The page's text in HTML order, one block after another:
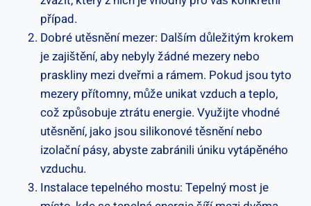
případ.
Dobré utěsnění mezer: Dalším důležitým krokem
je zajištění, aby nebyly žádné mezery nebo
praskliny mezi dveřmi a rámem. Pokud jsou tyto
mezery přítomny, může unikat vzduch a teplo,
což způsobuje ztrátu energie. Využijte vhodné
utěsnění, jako jsou silikonové těsnění nebo
izolační pásy, abyste zabránili úniku vytápěného
vzduchu.
Instalace tepelného mostu: Tepelný most je